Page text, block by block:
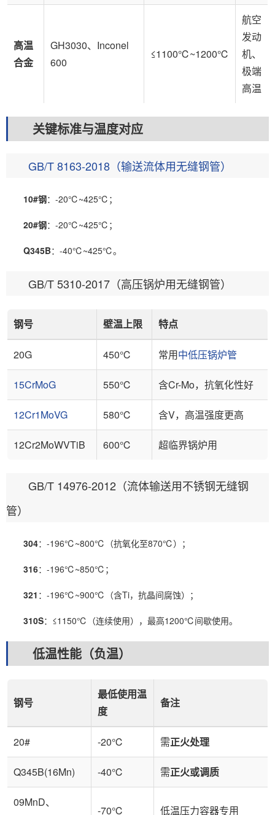
高温
合金
GH3030、Inconel
600
≤1100℃~1200℃
航空
发动
机、
极端
高温
关键标准与温度对应
GB/T 8163-2018（输送流体用无缝钢管）
10#钢：-20℃~425℃；
20#钢：-20℃~425℃；
Q345B：-40℃~425℃。
GB/T 5310-2017（高压锅炉用无缝钢管）
钢号 壁温上限 特点
20G 450℃ 常用中低压锅炉管
15CrMoG 550℃ 含Cr-Mo，抗氧化性好
12Cr1MoVG 580℃ 含V，高温强度更高
12Cr2MoWVTiB 600℃ 超临界锅炉用
GB/T 14976-2012（流体输送用不锈钢无缝钢
管）
304：-196℃~800℃（抗氧化至870℃）；
316：-196℃~850℃；
321 ：-196℃~900℃（含Ti，抗晶间腐蚀）；
310S：≤1150℃（连续使用），最高1200℃间歇使用。
低温性能（负温）
钢号
最低使用温
度
备注
20# -20℃ 需正火处理
Q345B(16Mn) -40℃ 需正火或调质
09MnD、
-70℃ 低温压力容器专用